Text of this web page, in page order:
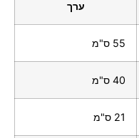
ערך
55 ס"מ
40 ס"מ
21 ס"מ